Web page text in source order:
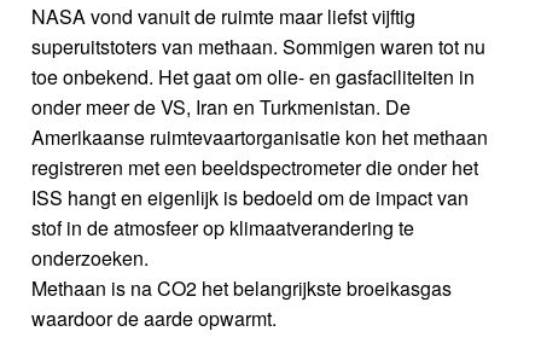
NASA vond vanuit de ruimte maar liefst vijftig
superuitstoters van methaan. Sommigen waren tot nu
toe onbekend. Het gaat om olie- en gasfaciliteiten in
onder meer de VS, Iran en Turkmenistan. De
Amerikaanse ruimtevaartorganisatie kon het methaan
registreren met een beeldspectrometer die onder het
ISS hangt en eigenlijk is bedoeld om de impact van
stof in de atmosfeer op klimaatverandering te
onderzoeken.
Methaan is na CO2 het belangrijkste broeikasgas
waardoor de aarde opwarmt.